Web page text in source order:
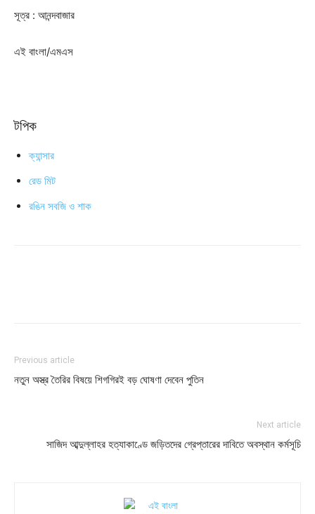
সূত্র : আনন্দবাজার
এই বাংলা/এমএস
টপিক
ক্যান্সার
রেড মিট
রঙিন সবজি ও শাক
Previous article
নতুন অস্ত্র তৈরির বিষয়ে শিগগিরই বড় ঘোষণা দেবেন পুতিন
Next article
সাজিদ আব্দুল্লাহর হত্যাকাণ্ডে জড়িতদের গ্রেপ্তারের দাবিতে অবস্থান কর্মসূচি